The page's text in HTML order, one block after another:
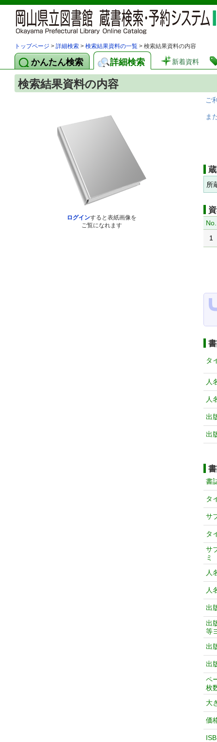
トップページ > 詳細検索 > 検索結果資料の一覧 > 検索結果資料の内容
かんたん検索 詳細検索 新着資料
検索結果資料の内容
ログインすると表紙画像を
ご覧になれます
ご
ま
所
No.
1
タ
人
人
出
出
書
タ
サ
タ
サ
ミ
人
人
出
出
等
出
出
ペ
枚
大
価